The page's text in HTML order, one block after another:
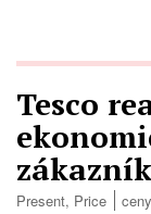
Tesco
Present, Price ceny